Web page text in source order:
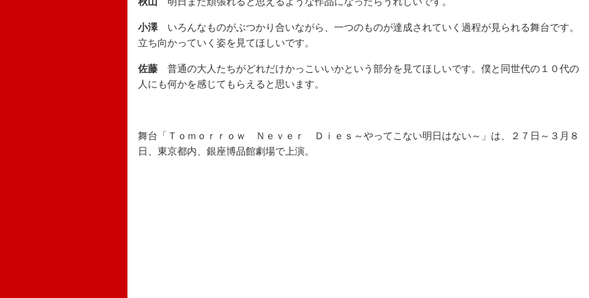
小澤いろんなものがぶつかり合いながら、一つのものが達成されていく過程が見られる舞台です。
立ち向かっていく姿を見てほしいです。
佐藤 普通の大人たちがどれだけかっこいいかという部分を見てほしいです。僕と同世代の１０代の
人にも何かを感じてもらえると思います。
舞台「Ｔｏｍｏｒｒｏｗ Ｎｅｖｅｒ Ｄｉｅｓ～やってこない明日はない～」は、２７日～３月８
日、東京都内、銀座博品館劇場で上演。